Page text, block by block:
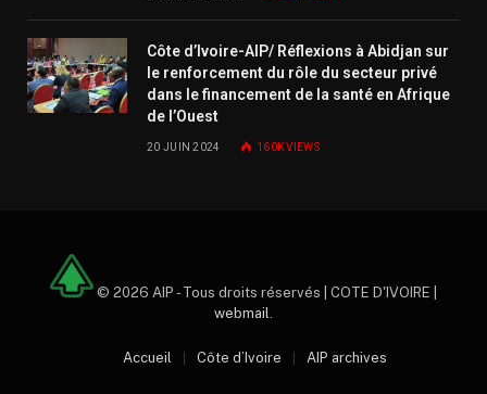
Côte d’Ivoire-AIP/ Réflexions à Abidjan sur
le renforcement du rôle du secteur privé
dans le financement de la santé en Afrique
de l’Ouest
20 JUIN 2024 160KVIEWS
© 2026 AIP - Tous droits réservés | COTE D'IVOIRE |
webmail
Accueil Côte d’Ivoire AIP archives